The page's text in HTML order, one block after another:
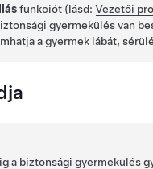
funkciót (lásd:Vezetői
gyermekülés van
a gyermek lábát,
a biztonsági gyermekülés